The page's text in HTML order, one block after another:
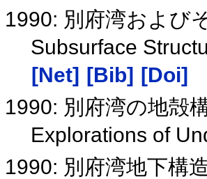
1990: 別府湾および
Subsurface
[Net] [Bib] [Doi]
1990: 別府湾の地殻
Explorations of
1990: 別府湾地下構